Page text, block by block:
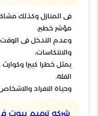
فى المنازل وكذلك
مؤشر خطير،
وعدم التدخل فى
والانتكاسات،
يمثل خطرا كبيرا
الفلة،
وحياة الافراد
شركه ترميم بيوت